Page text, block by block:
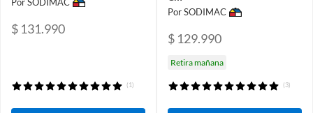
$ 131.990
(1)
Por SODIMAC
$ 129.990
Retira mañana
(3)